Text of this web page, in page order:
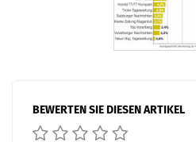
BEWERTEN SIE DIESEN ARTIKEL